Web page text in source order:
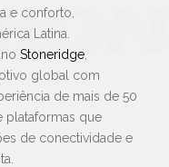
e conforto,
Latina.
Stoneridge
global com
de mais de 50
plataformas que
de conectividade e